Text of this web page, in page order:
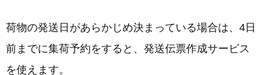
荷物の発送日があらかじめ決まっている場合は、4日
前までに集荷予約をすると、発送伝票作成サービス
を使えます。